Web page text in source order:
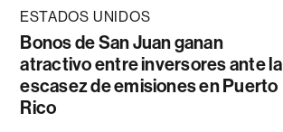
ESTADOS UNIDOS
Bonos de San Juan ganan
atractivo entre inversores ante la
escasez de emisiones en Puerto
Rico